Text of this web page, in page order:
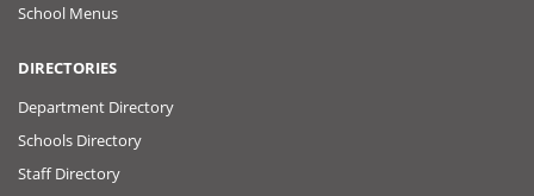
School Menus
DIRECTORIES
Department Directory
Schools Directory
Staff Directory